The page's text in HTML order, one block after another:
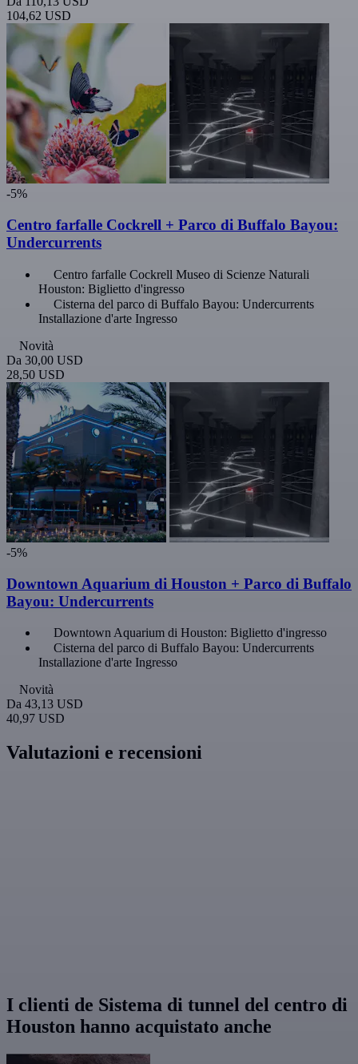
104,62 USD
-5%
Centro farfalle Cockrell + Parco di Buffalo Bayou:
Undercurrents
Centro farfalle Cockrell Museo di Scienze Naturali
Houston: Biglietto d'ingresso
Cisterna del parco di Buffalo Bayou: Undercurrents
Installazione d'arte Ingresso
Novità
Da 30,00 USD
28,50 USD
-5%
Downtown Aquarium di Houston + Parco di Buffalo
Bayou: Undercurrents
Downtown Aquarium di Houston: Biglietto d'ingresso
Cisterna del parco di Buffalo Bayou: Undercurrents
Installazione d'arte Ingresso
Novità
Da 43,13 USD
40,97 USD
Valutazioni e recensioni
I clienti de Sistema di tunnel del centro di
Houston hanno acquistato anche